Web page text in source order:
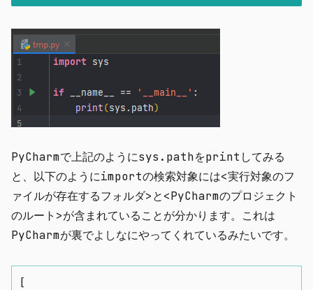
PyCharmで上記のようにsys.pathをprintしてみる
と、以下のようにimportの検索対象には<実行対象のフ
ァイルが存在するフォルダ>と<PyCharmのプロジェクト
のルート>が含まれていることが分かります。これは
PyCharmが裏でよしなにやってくれているみたいです。
[